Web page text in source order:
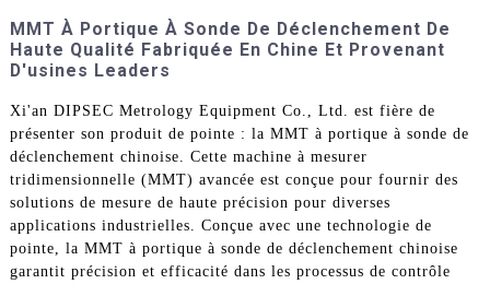
MMT À Portique À Sonde De Déclenchement De
Haute Qualité Fabriquée En Chine Et Provenant
D'usines Leaders
Xi'an DIPSEC Metrology Equipment Co., Ltd. est fière de
présenter son produit de pointe : la MMT à portique à sonde de
déclenchement chinoise. Cette machine à mesurer
tridimensionnelle (MMT) avancée est conçue pour fournir des
solutions de mesure de haute précision pour diverses
applications industrielles. Conçue avec une technologie de
pointe, la MMT à portique à sonde de déclenchement chinoise
garantit précision et efficacité dans les processus de contrôle